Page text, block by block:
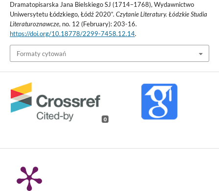
Dramatopisarska Jana Bielskiego SJ (1714–1768), Wydawnictwo
Uniwersytetu Łódzkiego, Łódź 2020”. Czytanie Literatury. Łódzkie Studia
Literaturoznawcze, no. 12 (February): 203-16.
https://doi.org/10.18778/2299-7458.12.14.
Formaty cytowań
0